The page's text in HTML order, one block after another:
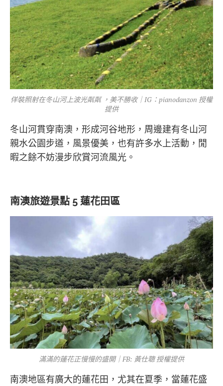
佯裝照射在冬山河上波光粼粼 ，美不勝收｜IG：pianodanzon 授權
提供
冬山河貫穿南澳，形成河谷地形，周邊建有冬山河
親水公園步道，風景優美，也有許多水上活動，閒
暇之餘不妨漫步欣賞河流風光。
南澳旅遊景點 5 蓮花田區
滿滿的蓮花正慢慢的盛開｜FB: 黃仕聰 授權提供
南澳地區有廣大的蓮花田，尤其在夏季，當蓮花盛